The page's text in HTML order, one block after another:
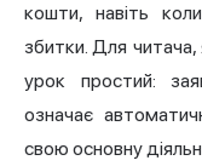
кошти, навіть
збитки. Для читача,
урок простий:
означає
свою основну